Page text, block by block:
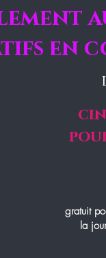
en
gratuit
la